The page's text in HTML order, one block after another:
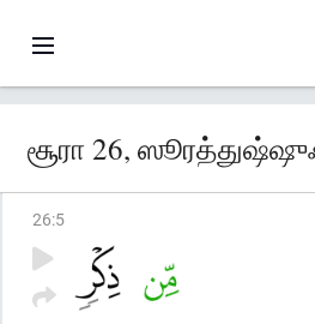
சூரா 26,
26:5